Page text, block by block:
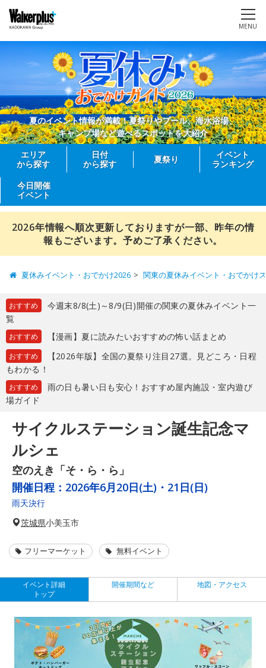
MENU
夏のイベント情報が満載！夏祭りやプール、海水浴場、
キャンプ場など遊べるスポットを大紹介
エリア
から探す
日付
から探す
夏祭り
イベント
ランキング
今日開催
イベント
2026年情報へ順次更新しておりますが一部、昨年の情
報もございます。予めご了承ください。
夏休みイベント・おでかけ2026 関東の夏休みイベント・おでかけ
おすすめ
今週末8/8(土)～8/9(日)開催の関東の夏休みイベント一
覧
おすすめ 【漫画】夏に読みたいおすすめの怖い話まとめ
おすすめ
【2026年版】全国の夏祭り注目27選。見どころ・日程
もわかる！
おすすめ
雨の日も暑い日も安心！おすすめ屋内施設・室内遊び
場ガイド
サイクルステーション誕生記念マ
ルシェ
空のえき「そ・ら・ら」
開催日程： 2026年6月20日(土)・21日(日)
雨天決行
茨城県小美玉市
フリーマーケット 無料イベント
イベント詳細
トップ
開催期間など 地図・アクセス